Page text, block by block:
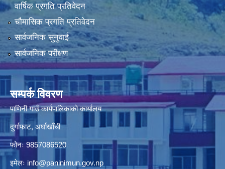
वार्षिक प्रगति प्रतिवेदन
चौमासिक प्रगति प्रतिवेदन
सार्वजनिक सुनुवाई
सार्वजनिक परीक्षण
सम्पर्क विवरण
पाणिनी गाउँ कार्यपालिकाको कार्यालय
दुर्गाफाट, अर्घाखाँची
फोनः 9857086520
इमेलः info@paninimun.gov.np